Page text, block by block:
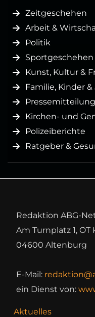
Zeitgeschehen
Arbeit &
Politik
Sportgeschehen
Kunst, Kultur &
Familie, Kinder
Kirchen- und
Polizeiberichte
Ratgeber &
Redaktion ABG-
Am Turnplatz 1, OT
04600 Altenburg
E-Mail:
ein Dienst von:
Aktuelles